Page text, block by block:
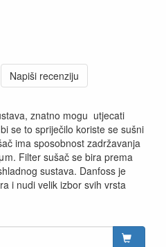
Napiši recenziju
znatno mogu utjecati
se to spriječilo koriste se sušni
ima sposobnost zadržavanja
Filter sušač se bira prema
sustava. Danfoss je
i nudi velik izbor svih vrsta